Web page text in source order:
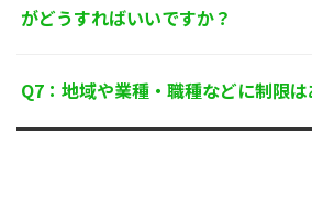
がどうすればいいですか？
Q7：地域や業種・職種などに制限は